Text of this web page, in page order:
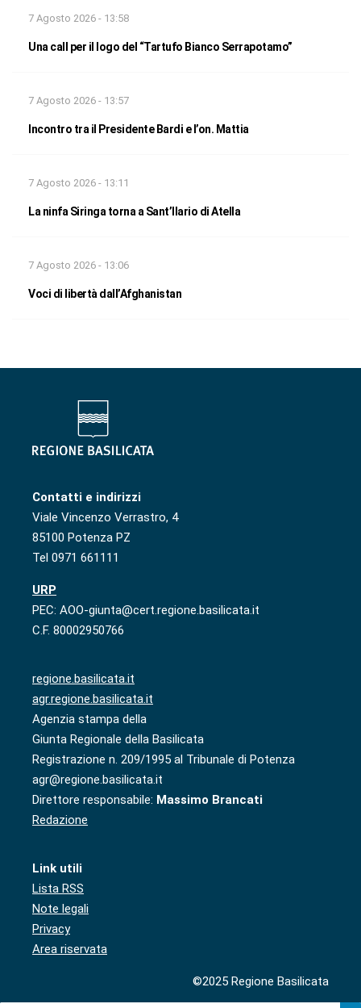
7 Agosto 2026 - 13:58
Una call per il logo del “Tartufo Bianco Serrapotamo”
7 Agosto 2026 - 13:57
Incontro tra il Presidente Bardi e l’on. Mattia
7 Agosto 2026 - 13:11
La ninfa Siringa torna a Sant’Ilario di Atella
7 Agosto 2026 - 13:06
Voci di libertà dall’Afghanistan
Contatti e indirizzi
Viale Vincenzo Verrastro, 4
85100 Potenza PZ
Tel 0971 661111
URP
PEC: AOO-giunta@cert.regione.basilicata.it
C.F. 80002950766
regione.basilicata.it
agr.regione.basilicata.it
Agenzia stampa della
Giunta Regionale della Basilicata
Registrazione n. 209/1995 al Tribunale di Potenza
agr@regione.basilicata.it
Direttore responsabile: Massimo Brancati
Redazione
Link utili
Lista RSS
Note legali
Privacy
Area riservata
©2025 Regione Basilicata